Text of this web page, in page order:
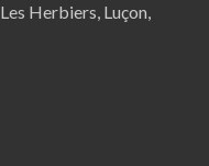
Les Herbiers, Luçon,